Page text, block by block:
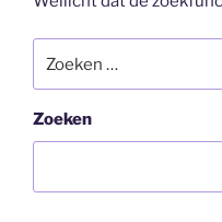
naar:
Zoeken